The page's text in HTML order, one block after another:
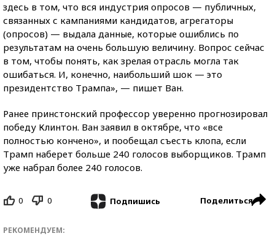
здесь в том, что вся индустрия опросов — публичных,
связанных с кампаниями кандидатов, агрегаторы
(опросов) — выдала данные, которые ошиблись по
результатам на очень большую величину. Вопрос сейчас
в том, чтобы понять, как зрелая отрасль могла так
ошибаться. И, конечно, наибольший шок — это
президентство Трампа», — пишет Ван.
Ранее принстонский профессор уверенно прогнозировал
победу Клинтон. Ван заявил в октябре, что «все
полностью кончено», и пообещал съесть клопа, если
Трамп наберет больше 240 голосов выборщиков. Трамп
уже набрал более 240 голосов.
0 0 Подпишись Поделиться
РЕКОМЕНДУЕМ: